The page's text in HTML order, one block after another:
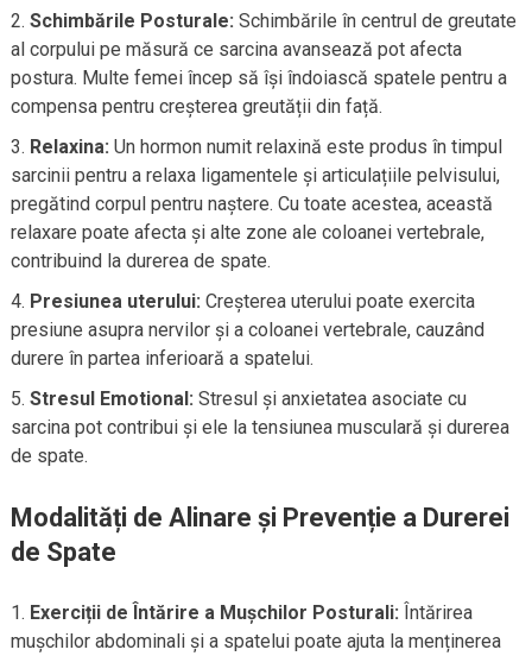
Schimbările Posturale: Schimbările în centrul de greutate
al corpului pe măsură ce sarcina avansează pot afecta
postura. Multe femei încep să își îndoiască spatele pentru a
compensa pentru creșterea greutății din față.
Relaxina: Un hormon numit relaxină este produs în timpul
sarcinii pentru a relaxa ligamentele și articulațiile pelvisului,
pregătind corpul pentru naștere. Cu toate acestea, această
relaxare poate afecta și alte zone ale coloanei vertebrale,
contribuind la durerea de spate.
Presiunea uterului: Creșterea uterului poate exercita
presiune asupra nervilor și a coloanei vertebrale, cauzând
durere în partea inferioară a spatelui.
Stresul Emotional: Stresul și anxietatea asociate cu
sarcina pot contribui și ele la tensiunea musculară și durerea
de spate.
Modalități de Alinare și Prevenție a Durerei
de Spate
Exerciții de Întărire a Mușchilor Posturali: Întărirea
mușchilor abdominali și a spatelui poate ajuta la menținerea